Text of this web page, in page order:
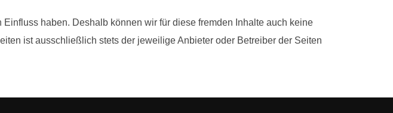
haben. Deshalb können wir für diese fremden Inhalte auch keine
ist ausschließlich stets der jeweilige Anbieter oder Betreiber der Seiten